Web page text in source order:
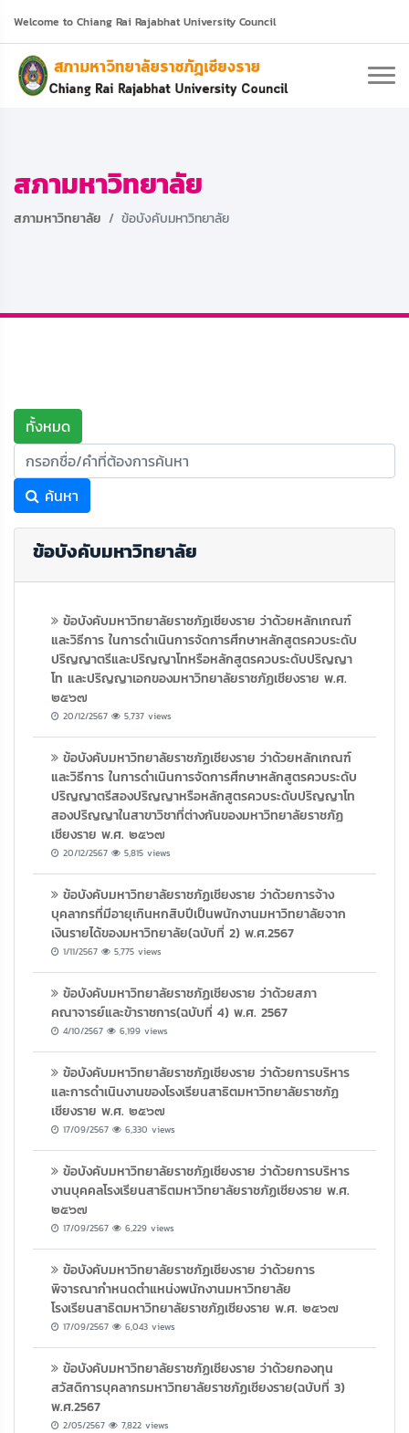
Welcome to Chiang Rai Rajabhat University Council
สภามหาวิทยาลัย
สภามหาวิทยาลัย ข้อบังคับมหาวิทยาลัย
ทั้งหมด
ค้นหา
ข้อบังคับมหาวิทยาลัย
ข้อบังคับมหาวิทยาลัยราชภัฏเชียงราย ว่าด้วยหลักเกณฑ์
และวิธีการ ในการดำเนินการจัดการศึกษาหลักสูตรควบระดับ
ปริญญาตรีและปริญญาโทหรือหลักสูตรควบระดับปริญญา
โท และปริญญาเอกของมหาวิทยาลัยราชภัฏเชียงราย พ.ศ.
๒๕๖๗
20/12/2567 5,737 views
ข้อบังคับมหาวิทยาลัยราชภัฏเชียงราย ว่าด้วยหลักเกณฑ์
และวิธีการ ในการดำเนินการจัดการศึกษาหลักสูตรควบระดับ
ปริญญาตรีสองปริญญาหรือหลักสูตรควบระดับปริญญาโท
สองปริญญาในสาขาวิชาที่ต่างกันของมหาวิทยาลัยราชภัฏ
เชียงราย พ.ศ. ๒๕๖๗
20/12/2567 5,815 views
ข้อบังคับมหาวิทยาลัยราชภัฏเชียงราย ว่าด้วยการจ้าง
บุคลากรที่มีอายุเกินหกสิบปีเป็นพนักงานมหาวิทยาลัยจาก
เงินรายได้ของมหาวิทยาลัย(ฉบับที่ 2) พ.ศ.2567
1/11/2567 5,775 views
ข้อบังคับมหาวิทยาลัยราชภัฏเชียงราย ว่าด้วยสภา
คณาจารย์และข้าราชการ(ฉบับที่ 4) พ.ศ. 2567
4/10/2567 6,199 views
ข้อบังคับมหาวิทยาลัยราชภัฏเชียงราย ว่าด้วยการบริหาร
และการดำเนินงานของโรงเรียนสาธิตมหาวิทยาลัยราชภัฏ
เชียงราย พ.ศ. ๒๕๖๗
17/09/2567 6,330 views
ข้อบังคับมหาวิทยาลัยราชภัฏเชียงราย ว่าด้วยการบริหาร
งานบุคคลโรงเรียนสาธิตมหาวิทยาลัยราชภัฏเชียงราย พ.ศ.
๒๕๖๗
17/09/2567 6,229 views
ข้อบังคับมหาวิทยาลัยราชภัฏเชียงราย ว่าด้วยการ
พิจารณากำหนดตำแหน่งพนักงานมหาวิทยาลัย
โรงเรียนสาธิตมหาวิทยาลัยราชภัฏเชียงราย พ.ศ. ๒๕๖๗
17/09/2567 6,043 views
ข้อบังคับมหาวิทยาลัยราชภัฏเชียงราย ว่าด้วยกองทุน
สวัสดิการบุคลากรมหาวิทยาลัยราชภัฏเชียงราย(ฉบับที่ 3)
พ.ศ.2567
2/05/2567 7,822 views